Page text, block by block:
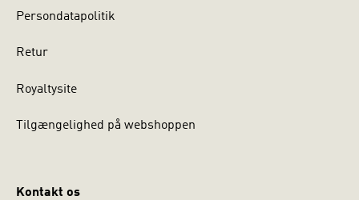
Persondatapolitik
Retur
Royaltysite
Tilgængelighed på webshoppen
Kontakt os